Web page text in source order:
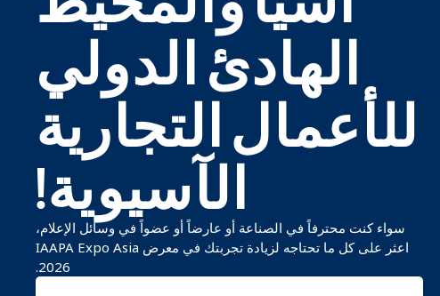
الهادئ الدولي
للأعمال التجارية
الآسيوية!
سواء كنت محترفاً في الصناعة أو عارضاً أو عضواً في وسائل الإعلام،
اعثر على كل ما تحتاجه لزيادة تجربتك في معرض IAAPA Expo Asia
2026.